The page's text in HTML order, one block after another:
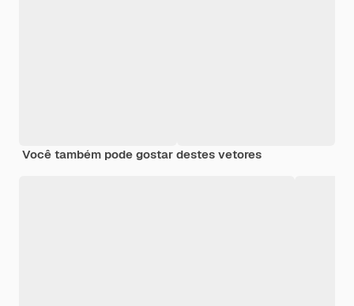
Você também pode gostar destes vetores